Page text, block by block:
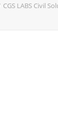
CGS LABS Civil